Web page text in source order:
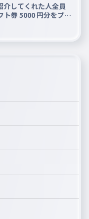
してくれた人全員
券 5000 円分をプレ